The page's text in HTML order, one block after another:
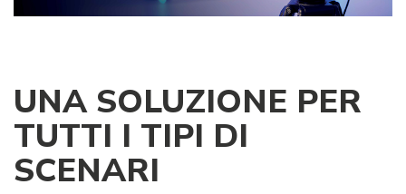
UNA SOLUZIONE PER
TUTTI I TIPI DI
SCENARI